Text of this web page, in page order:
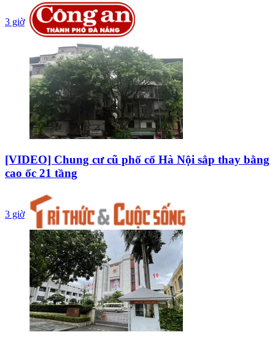
3 giờ
[VIDEO] Chung cư cũ phố cổ Hà Nội sắp thay bằng
cao ốc 21 tầng
3 giờ